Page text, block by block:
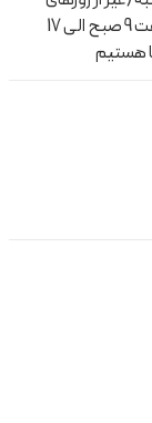
تعطیل) از ساعت 9 صبح الی 17
هستیم